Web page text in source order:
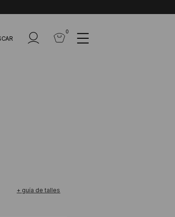
0
+ guía de talles